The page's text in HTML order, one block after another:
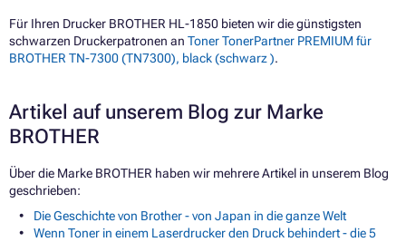
Für Ihren Drucker BROTHER HL-1850 bieten wir die günstigsten
schwarzen Druckerpatronen an Toner TonerPartner PREMIUM für
BROTHER TN-7300 (TN7300), black (schwarz ).
Artikel auf unserem Blog zur Marke
BROTHER
Über die Marke BROTHER haben wir mehrere Artikel in unserem Blog
geschrieben:
Die Geschichte von Brother - von Japan in die ganze Welt
Wenn Toner in einem Laserdrucker den Druck behindert - die 5